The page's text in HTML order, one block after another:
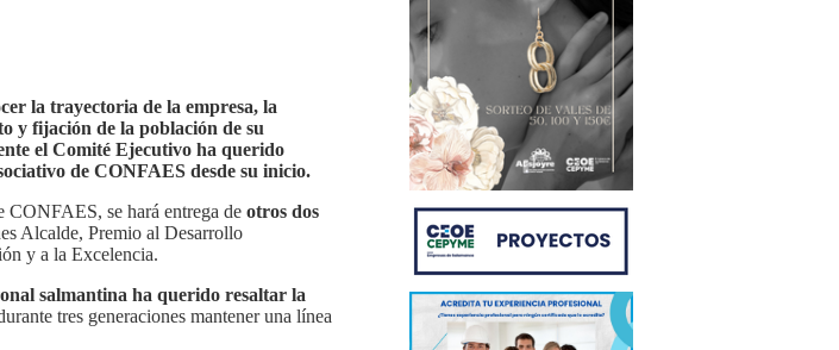
la trayectoria de la empresa, la
y fijación de la población de su
el Comité Ejecutivo ha querido
de CONFAES desde su inicio.
CONFAES, se hará entrega de otros dos
Alcalde, Premio al Desarrollo
y a la Excelencia.
salmantina ha querido resaltar la
tres generaciones mantener una línea